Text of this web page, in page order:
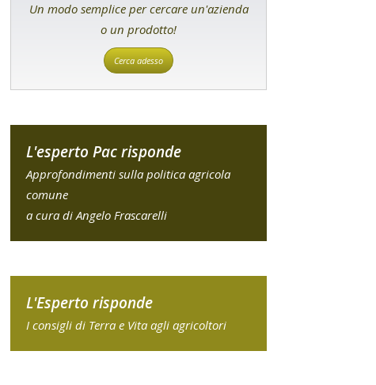
Un modo semplice per cercare un'azienda
o un prodotto!
Cerca adesso
L'esperto Pac risponde
Approfondimenti sulla politica agricola
comune
a cura di Angelo Frascarelli
L'Esperto risponde
I consigli di Terra e Vita agli agricoltori